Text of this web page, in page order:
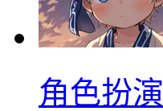
角色扮演